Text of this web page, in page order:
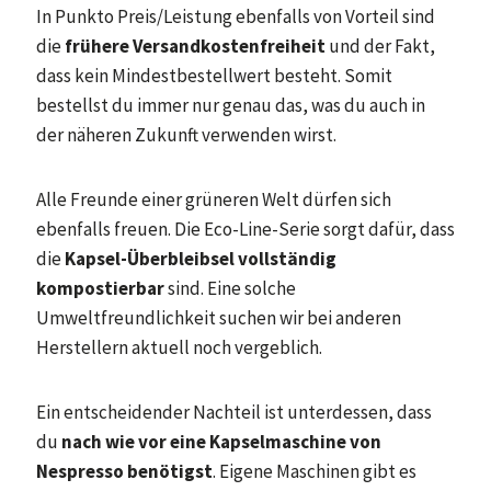
In Punkto Preis/Leistung ebenfalls von Vorteil sind
diefrühere Versandkostenfreiheitund der Fakt,
dass kein Mindestbestellwert besteht. Somit
bestellst du immer nur genau das, was du auch in
der näheren Zukunft verwenden wirst.
Alle Freunde einer grüneren Welt dürfen sich
ebenfalls freuen. Die Eco-Line-Serie sorgt dafür, dass
dieKapsel-Überbleibsel vollständig
kompostierbarsind. Eine solche
Umweltfreundlichkeit suchen wir bei anderen
Herstellern aktuell noch vergeblich.
Ein entscheidender Nachteil ist unterdessen, dass
du nach wie vor eine Kapselmaschine von
Nespresso benötigst. Eigene Maschinen gibt es